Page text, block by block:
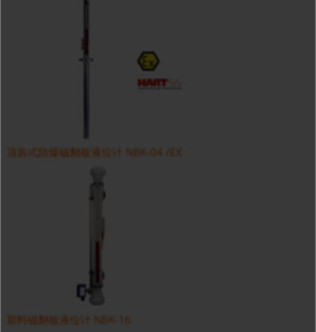
顶装式防爆磁翻板液位计 NBK-04 /EX
塑料磁翻板液位计 NBK-16